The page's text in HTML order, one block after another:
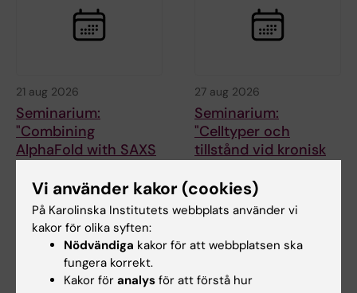
21 aug 2026
Seminarium:
"Combining
AlphaFold with SAXS
intrinsically
disordered proteins"
Välkommen till ett seminarium
den 21 augusti 2026 med dr
Mattia Rocco,…
27 aug 2026
Seminarium:
"Celltyper och
tillstånd vid kronisk
Välkommen till ett seminarium
med William Renthal, Harvard
Medical Schhol…
Vi använder kakor (cookies)
På Karolinska Institutets webbplats använder vi
kakor för olika syften:
Nödvändiga kakor för att webbplatsen ska
fungera korrekt.
Kakor för analys för att förstå hur